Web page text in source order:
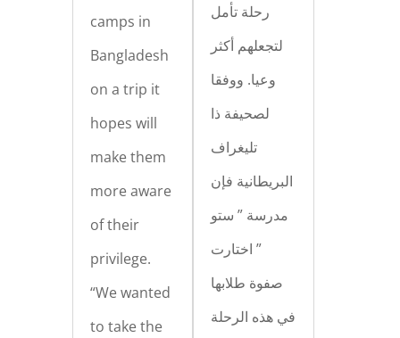
camps in
Bangladesh
on a trip it
hopes will
make them
more aware
of their
privilege.
“We wanted
to take the
رحلة تأمل
لتجعلهم أكثر
وعيا. ووفقا
لصحيفة ذا
تليغراف
البريطانية فإن
مدرسة ” ستو
” اختارت
صفوة طلابها
في هذه الرحلة